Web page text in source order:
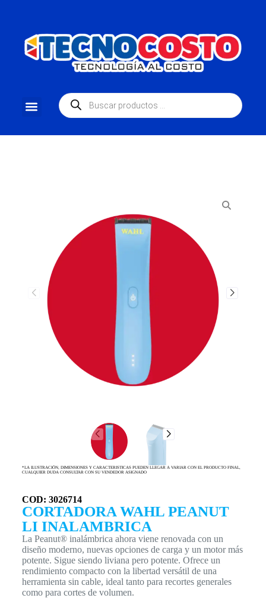
*LA ILUSTRACIÓN, DIMENSIONES Y CARACTERISTICAS PUEDEN LLEGAR A VARIAR CON EL PRODUCTO FINAL,
CUALQUIER DUDA CONSULTAR CON SU VENDEDOR ASIGNADO
COD: 3026714
CORTADORA WAHL PEANUT
LI INALAMBRICA
La Peanut® inalámbrica ahora viene renovada con un
diseño moderno, nuevas opciones de carga y un motor más
potente. Sigue siendo liviana pero potente. Ofrece un
rendimiento compacto con la libertad versátil de una
herramienta sin cable, ideal tanto para recortes generales
como para cortes de volumen.